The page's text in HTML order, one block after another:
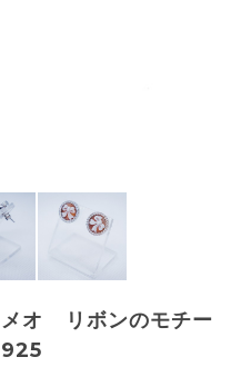
オ リボンのモチー
925